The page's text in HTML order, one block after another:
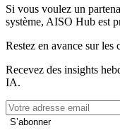
Si vous voulez un
système, AISO Hub est
Restez en avance sur les
Recevez des insights
IA.
S’abonner